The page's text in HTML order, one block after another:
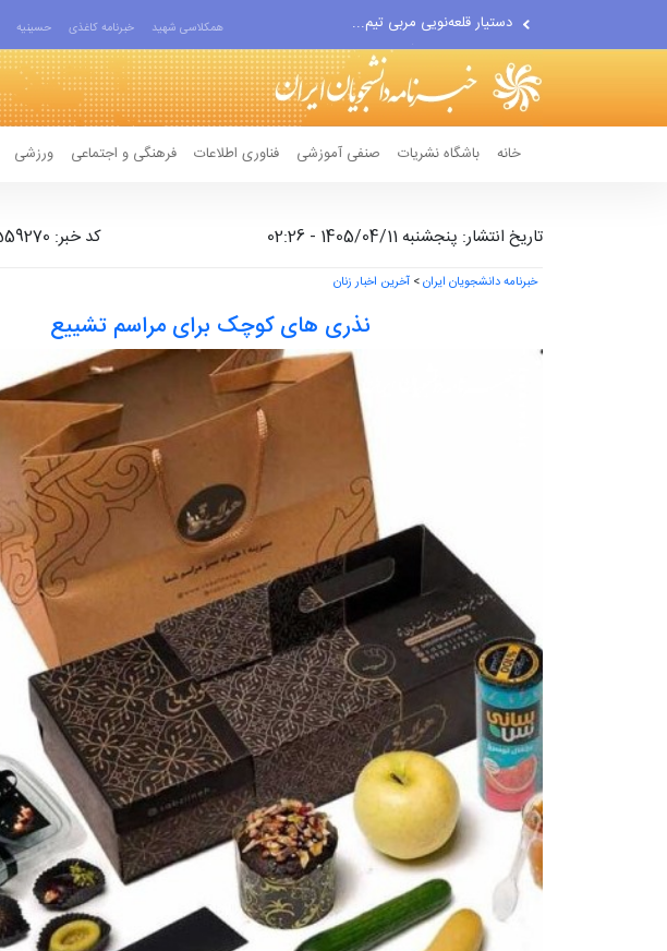
اقتصاددان معروف آمریکایی:...
انتشار اخبار جعلی توسط...
همکلاسی شهید خبرنامه کاغذی حسینیه
خانه باشگاه نشریات صنفی آموزشی فناوری اطلاعات فرهنگی و اجتماعی ورزشی
تاریخ انتشار: پنجشنبه 1405/04/11 - 02:26 کد خبر: 559270
خبرنامه دانشجویان ایران> آخرین اخبار زنان
نذری های کوچک برای مراسم تشییع